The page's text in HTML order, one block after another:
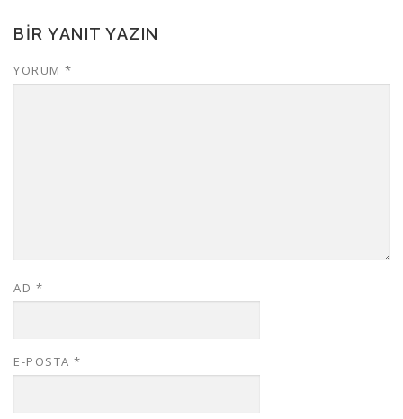
BIR YANIT YAZIN
YORUM *
AD *
E-POSTA *